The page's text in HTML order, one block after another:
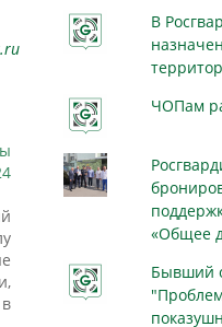
В
ЧОПам
«Общее
Бывший